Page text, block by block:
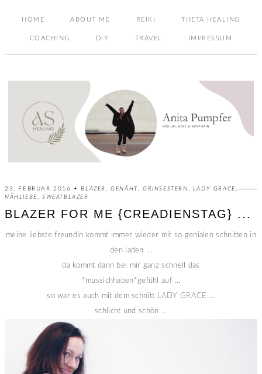
HOME ABOUT ME REIKI THETA HEALING
COACHING DIY TRAVEL IMPRESSUM
23. FEBRUAR 2016 •BLAZER ,GENÄHT ,GRINSESTERN LADY GRACE ,
NÄHLIEBE
SWEATBLAZER
BLAZER FOR ME {CREADIENSTAG} ...
meine liebste freundin kommt immer wieder mit so genialen schnitten in
den laden ...
da kommt dann bei mir ganz schnell das
*mussichhaben*gefühl auf ...
so war es auch mit dem schnitt LADY GRACE ...
schlicht und schön ...